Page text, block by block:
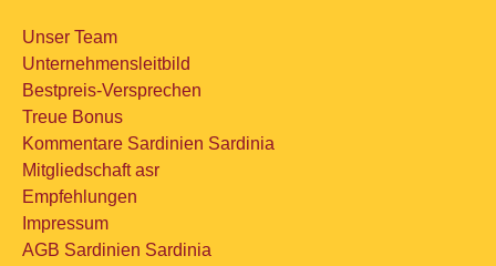
Unser Team
Unternehmensleitbild
Bestpreis-Versprechen
Treue Bonus
Kommentare Sardinien Sardinia
Mitgliedschaft asr
Empfehlungen
Impressum
AGB Sardinien Sardinia